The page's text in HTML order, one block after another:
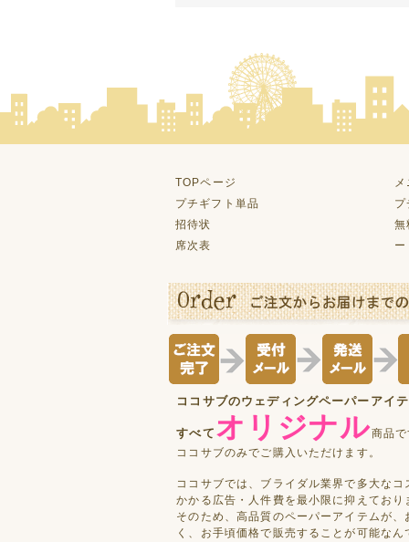
TOPページ
プチギフト単品
招待状
席次表
プ
無
ー
ココサブのウェディングペーパーアイ
すべて オリジナル商品
ココサブのみでご購入いただけます。
ココサブでは、ブライダル業界で多大なコ
かかる広告・人件費を最小限に抑えており
そのため、高品質のペーパーアイテムが、
く、お手頃価格で販売することが可能なん